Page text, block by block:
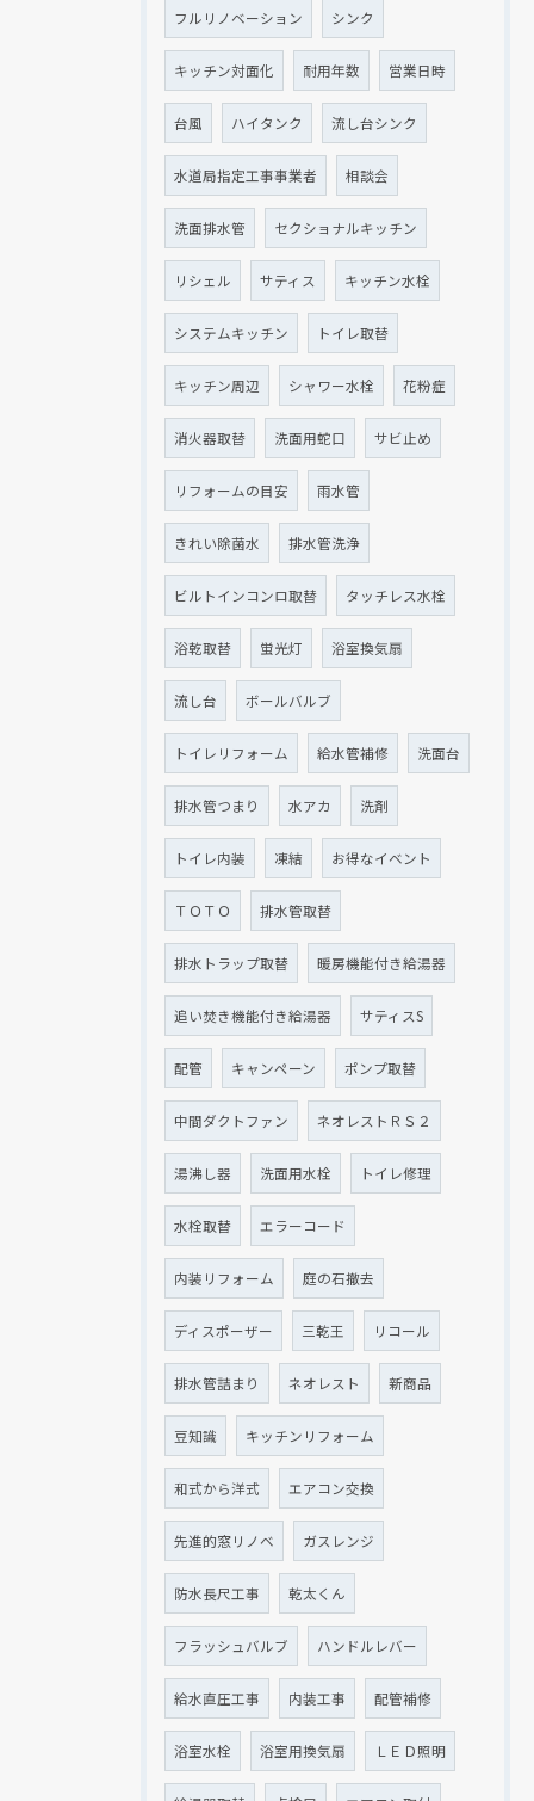
フルリノベーション シンク
キッチン対面化 耐用年数 営業日時
台風 ハイタンク 流し台シンク
水道局指定工事事業者 相談会
洗面排水管 セクショナルキッチン
リシェル サティス キッチン水栓
システムキッチン トイレ取替
キッチン周辺 シャワー水栓 花粉症
消火器取替 洗面用蛇口 サビ止め
リフォームの目安 雨水管
きれい除菌水 排水管洗浄
ビルトインコンロ取替 タッチレス水栓
浴乾取替 蛍光灯 浴室換気扇
流し台 ボールバルブ
トイレリフォーム 給水管補修 洗面台
排水管つまり 水アカ 洗剤
トイレ内装 凍結 お得なイベント
ＴＯＴＯ 排水管取替
排水トラップ取替 暖房機能付き給湯器
追い焚き機能付き給湯器 サティスS
配管 キャンペーン ポンプ取替
中間ダクトファン ネオレストＲＳ２
湯沸し器 洗面用水栓 トイレ修理
水栓取替 エラーコード
内装リフォーム 庭の石撤去
ディスポーザー 三乾王 リコール
排水管詰まり ネオレスト 新商品
豆知識 キッチンリフォーム
和式から洋式 エアコン交換
先進的窓リノベ ガスレンジ
防水長尺工事 乾太くん
フラッシュバルブ ハンドルレバー
給水直圧工事 内装工事 配管補修
浴室水栓 浴室用換気扇 ＬＥＤ照明